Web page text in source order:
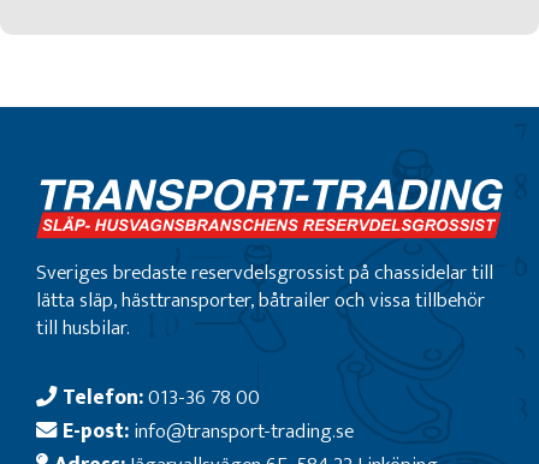
Sveriges bredaste reservdelsgrossist på chassidelar till
lätta släp, hästtransporter, båtrailer och vissa tillbehör
till husbilar.
Telefon:013-36 78 00
E-post:info@transport-trading.se